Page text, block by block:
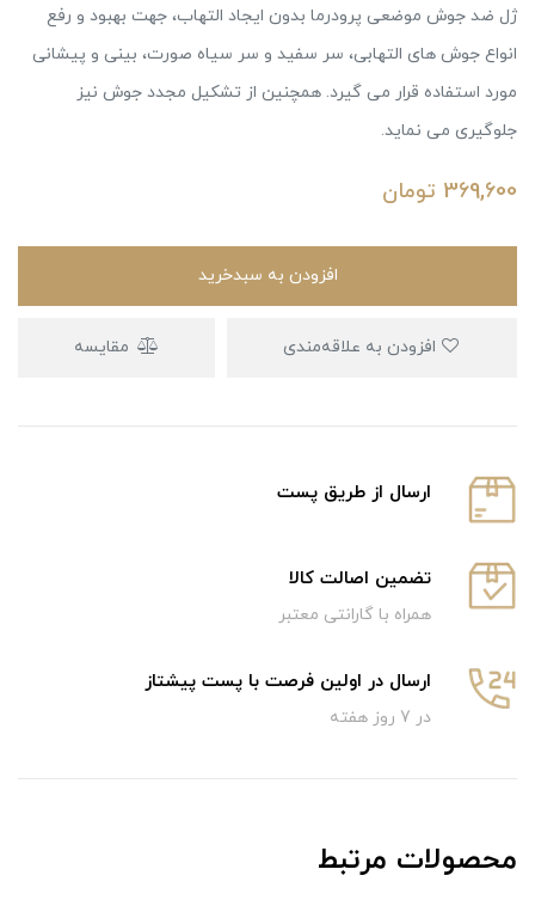
ژل ضد جوش موضعی پرودرما بدون ایجاد التهاب، جهت بهبود و رفع
انواع جوش های التهابی، سر سفید و سر سیاه صورت، بینی و پیشانی
مورد استفاده قرار می گیرد. همچنین از تشکیل مجدد جوش نیز
جلوگیری می نماید.
369,600 تومان
افزودن به سبدخرید
مقایسه
ارسال از طریق پست
تضمین اصالت کالا
همراه با گارانتی معتبر
ارسال در اولین فرصت با پست پیشتاز
در 7 روز هفته
محصولات مرتبط